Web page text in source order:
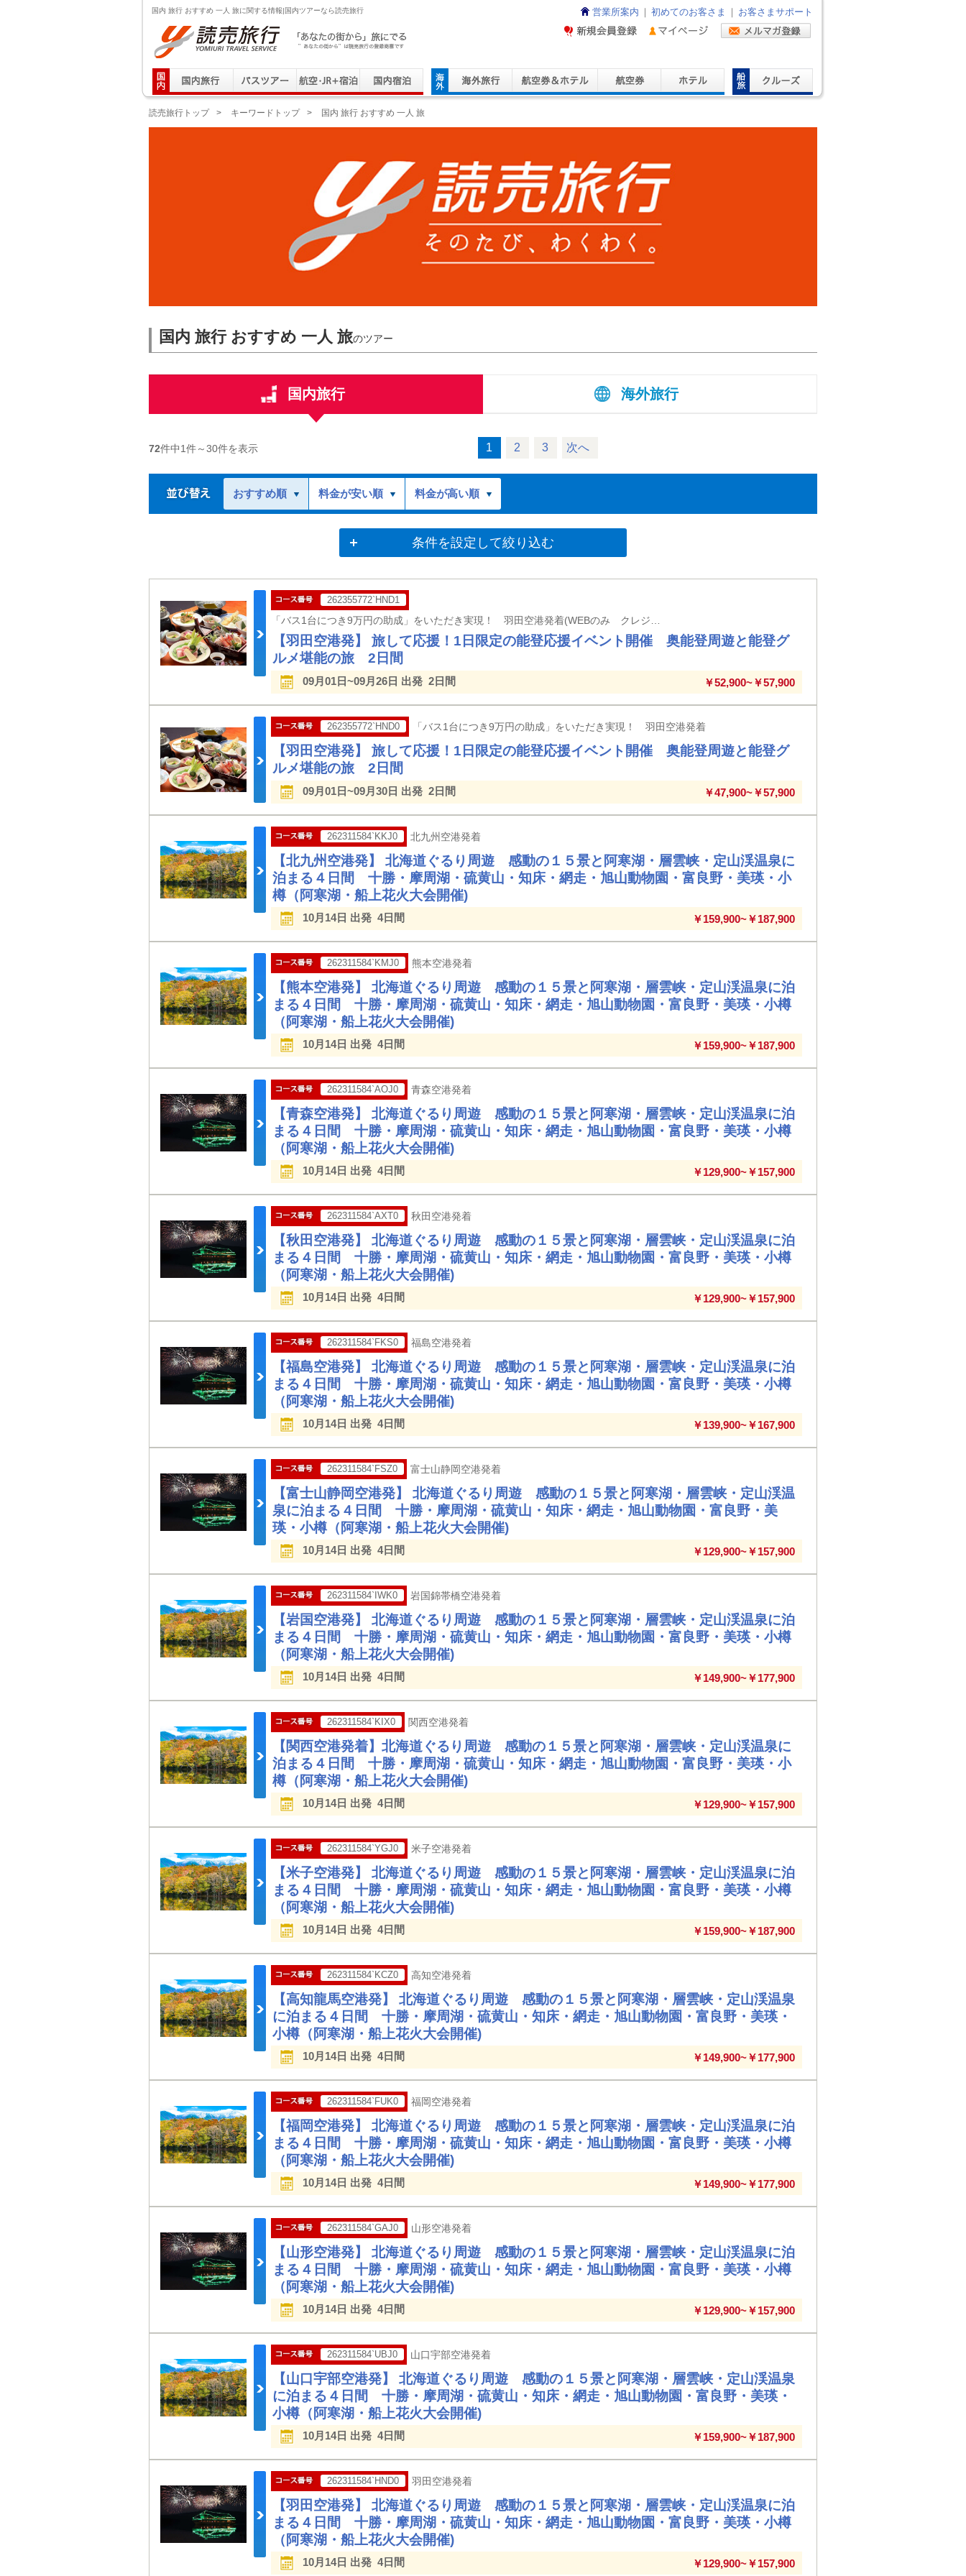
国内 旅行 おすすめ 一人 旅に関する情報|国内ツアーなら読売旅行
読売旅行 「あなたの街から」旅にでる｜Yomiuri Travel Service
営業所案内 初めてのお客さま お客さまサポート
読売旅行トップ > キーワードトップ > 国内 旅行 おすすめ 一人 旅
国内 旅行 おすすめ 一人 旅のツアー
国内旅行 海外旅行
72件中1件～30件を表示 1 2 3 次へ
おすすめ順 料金が安い順 料金が高い順
条件を設定して絞り込む
262355772`HND1
【羽田空港発】 旅して応援！1日限定の能登応援イベント開催 奥能登周遊と能登グ
ルメ堪能の旅 2日間
09月01日~09月26日 出発 2日間 ￥52,900~￥57,900
262355772`HND0 「バス1台につき9万円の助成」をいただき実現！ 羽田空港発着
【羽田空港発】 旅して応援！1日限定の能登応援イベント開催 奥能登周遊と能登グ
ルメ堪能の旅 2日間
09月01日~09月30日 出発 2日間 ￥47,900~￥57,900
262311584`KKJ0 北九州空港発着
【北九州空港発】 北海道ぐるり周遊 感動の１５景と阿寒湖・層雲峡・定山渓温泉に
泊まる４日間 十勝・摩周湖・硫黄山・知床・網走・旭山動物園・富良野・美瑛・小
樽（阿寒湖・船上花火大会開催)
10月14日 出発 4日間 ￥159,900~￥187,900
262311584`KMJ0 熊本空港発着
【熊本空港発】 北海道ぐるり周遊 感動の１５景と阿寒湖・層雲峡・定山渓温泉に泊
まる４日間 十勝・摩周湖・硫黄山・知床・網走・旭山動物園・富良野・美瑛・小樽
（阿寒湖・船上花火大会開催)
10月14日 出発 4日間 ￥159,900~￥187,900
262311584`AOJ0 青森空港発着
【青森空港発】 北海道ぐるり周遊 感動の１５景と阿寒湖・層雲峡・定山渓温泉に泊
まる４日間 十勝・摩周湖・硫黄山・知床・網走・旭山動物園・富良野・美瑛・小樽
（阿寒湖・船上花火大会開催)
10月14日 出発 4日間 ￥129,900~￥157,900
262311584`AXT0 秋田空港発着
【秋田空港発】 北海道ぐるり周遊 感動の１５景と阿寒湖・層雲峡・定山渓温泉に泊
まる４日間 十勝・摩周湖・硫黄山・知床・網走・旭山動物園・富良野・美瑛・小樽
（阿寒湖・船上花火大会開催)
10月14日 出発 4日間 ￥129,900~￥157,900
262311584`FKS0 福島空港発着
【福島空港発】 北海道ぐるり周遊 感動の１５景と阿寒湖・層雲峡・定山渓温泉に泊
まる４日間 十勝・摩周湖・硫黄山・知床・網走・旭山動物園・富良野・美瑛・小樽
（阿寒湖・船上花火大会開催)
10月14日 出発 4日間 ￥139,900~￥167,900
262311584`FSZ0 富士山静岡空港発着
【富士山静岡空港発】 北海道ぐるり周遊 感動の１５景と阿寒湖・層雲峡・定山渓温
泉に泊まる４日間 十勝・摩周湖・硫黄山・知床・網走・旭山動物園・富良野・美
瑛・小樽（阿寒湖・船上花火大会開催)
10月14日 出発 4日間 ￥129,900~￥157,900
262311584`IWK0 岩国錦帯橋空港発着
【岩国空港発】 北海道ぐるり周遊 感動の１５景と阿寒湖・層雲峡・定山渓温泉に泊
まる４日間 十勝・摩周湖・硫黄山・知床・網走・旭山動物園・富良野・美瑛・小樽
（阿寒湖・船上花火大会開催)
10月14日 出発 4日間 ￥149,900~￥177,900
262311584`KIX0 関西空港発着
【関西空港発着】北海道ぐるり周遊 感動の１５景と阿寒湖・層雲峡・定山渓温泉に
泊まる４日間 十勝・摩周湖・硫黄山・知床・網走・旭山動物園・富良野・美瑛・小
樽（阿寒湖・船上花火大会開催)
10月14日 出発 4日間 ￥129,900~￥157,900
262311584`YGJ0 米子空港発着
【米子空港発】 北海道ぐるり周遊 感動の１５景と阿寒湖・層雲峡・定山渓温泉に泊
まる４日間 十勝・摩周湖・硫黄山・知床・網走・旭山動物園・富良野・美瑛・小樽
（阿寒湖・船上花火大会開催)
10月14日 出発 4日間 ￥159,900~￥187,900
262311584`KCZ0 高知空港発着
【高知龍馬空港発】 北海道ぐるり周遊 感動の１５景と阿寒湖・層雲峡・定山渓温泉
に泊まる４日間 十勝・摩周湖・硫黄山・知床・網走・旭山動物園・富良野・美瑛・
小樽（阿寒湖・船上花火大会開催)
10月14日 出発 4日間 ￥149,900~￥177,900
262311584`FUK0 福岡空港発着
【福岡空港発】 北海道ぐるり周遊 感動の１５景と阿寒湖・層雲峡・定山渓温泉に泊
まる４日間 十勝・摩周湖・硫黄山・知床・網走・旭山動物園・富良野・美瑛・小樽
（阿寒湖・船上花火大会開催)
10月14日 出発 4日間 ￥149,900~￥177,900
262311584`GAJ0 山形空港発着
【山形空港発】 北海道ぐるり周遊 感動の１５景と阿寒湖・層雲峡・定山渓温泉に泊
まる４日間 十勝・摩周湖・硫黄山・知床・網走・旭山動物園・富良野・美瑛・小樽
（阿寒湖・船上花火大会開催)
10月14日 出発 4日間 ￥129,900~￥157,900
262311584`UBJ0 山口宇部空港発着
【山口宇部空港発】 北海道ぐるり周遊 感動の１５景と阿寒湖・層雲峡・定山渓温泉
に泊まる４日間 十勝・摩周湖・硫黄山・知床・網走・旭山動物園・富良野・美瑛・
小樽（阿寒湖・船上花火大会開催)
10月14日 出発 4日間 ￥159,900~￥187,900
262311584`HND0 羽田空港発着
【羽田空港発】 北海道ぐるり周遊 感動の１５景と阿寒湖・層雲峡・定山渓温泉に泊
まる４日間 十勝・摩周湖・硫黄山・知床・網走・旭山動物園・富良野・美瑛・小樽
（阿寒湖・船上花火大会開催)
10月14日 出発 4日間 ￥129,900~￥157,900